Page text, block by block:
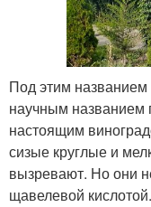
Под этим названием
научным названием
настоящим
сизые круглые и
вызревают. Но они
щавелевой кислотой.